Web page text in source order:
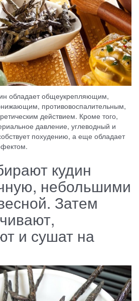
обладает общеукрепляющим,
противовоспалительным,
действием. Кроме того,
давление, углеводный и
похудению, а еще обладает
кудин
небольшими
Затем
и сушат на